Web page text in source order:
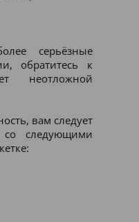
серьёзные
обратитесь к
неотложной
вам следует
со следующими